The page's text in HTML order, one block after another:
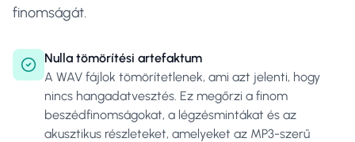
finomságát.
Nulla tömörítési artefaktum
A WAV fájlok tömörítetlenek, ami azt jelenti, hogy
nincs hangadatvesztés. Ez megőrzi a finom
beszédfinomságokat, a légzésmintákat és az
akusztikus részleteket, amelyeket az MP3-szerű